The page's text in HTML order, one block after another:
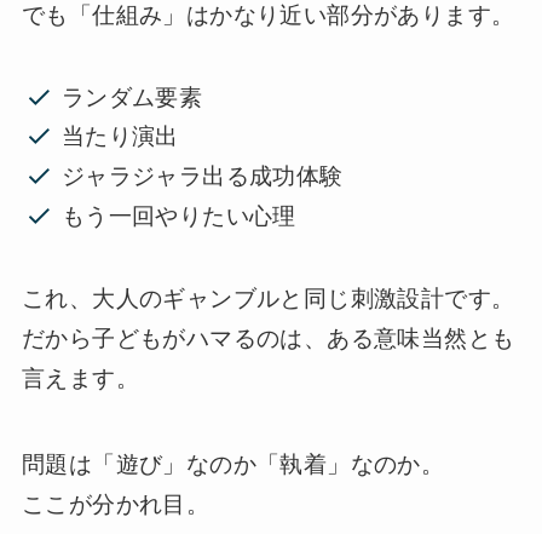
でも「仕組み」はかなり近い部分があります。
ランダム要素
当たり演出
ジャラジャラ出る成功体験
もう一回やりたい心理
これ、大人のギャンブルと同じ刺激設計です。
だから子どもがハマるのは、ある意味当然とも
言えます。
問題は「遊び」なのか「執着」なのか。
ここが分かれ目。